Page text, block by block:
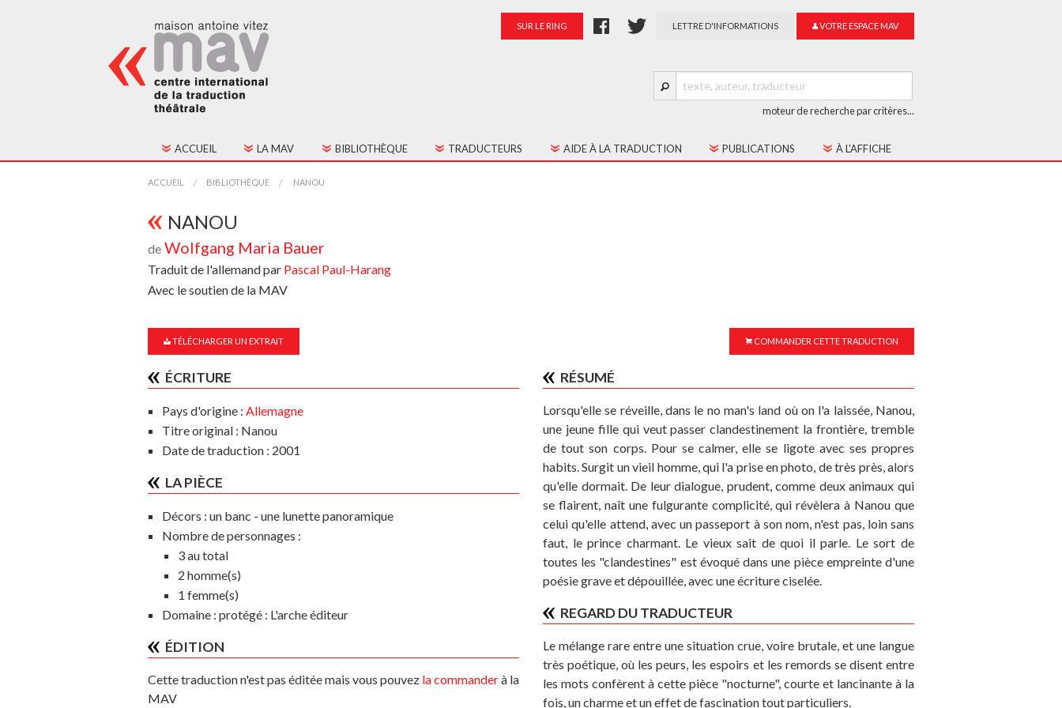
SUR LE RING LETTRE D'INFORMATIONS VOTRE ESPACE MAV
moteur de recherche par critères...
ACCUEIL LA MAV
HISTORIQUE
CONSEIL D'ADMINISTRATION
CONTACTS
BIBLIOTHÈQUE TRADUCTEURS AIDE À LA TRADUCTION PUBLICATIONS À L'AFFICHE
ACCUEIL BIBLIOTHÈQUE NANOU
NANOU
de Wolfgang Maria Bauer
Traduit de l'allemand par Pascal Paul-Harang
Avec le soutien de la MAV
TÉLÉCHARGER UN EXTRAIT COMMANDER CETTE TRADUCTION
ÉCRITURE
Pays d'origine : Allemagne
Titre original : Nanou
Date de traduction : 2001
LA PIÈCE
Décors : un banc - une lunette panoramique
Nombre de personnages :
3 au total
2 homme(s)
1 femme(s)
Domaine : protégé : L'arche éditeur
ÉDITION
Cette traduction n'est pas éditée mais vous pouvez la commanderà la
MAV
RÉSUMÉ
Lorsqu'elle se réveille, dans le no man's land où on l'a laissée, Nanou,
une jeune fille qui veut passer clandestinement la frontière, tremble
de tout son corps. Pour se calmer, elle se ligote avec ses propres
habits. Surgit un vieil homme, qui l'a prise en photo, de très près, alors
qu'elle dormait. De leur dialogue, prudent, comme deux animaux qui
se flairent, naît une fulgurante complicité, qui révèlera à Nanou que
celui qu'elle attend, avec un passeport à son nom, n'est pas, loin sans
faut, le prince charmant. Le vieux sait de quoi il parle. Le sort de
toutes les "clandestines" est évoqué dans une pièce empreinte d'une
poésie grave et dépouillée, avec une écriture ciselée.
REGARD DU TRADUCTEUR
Le mélange rare entre une situation crue, voire brutale, et une langue
très poétique, où les peurs, les espoirs et les remords se disent entre
les mots confèrent à cette pièce "nocturne", courte et lancinante à la
fois, un charme et un effet de fascination tout particuliers.